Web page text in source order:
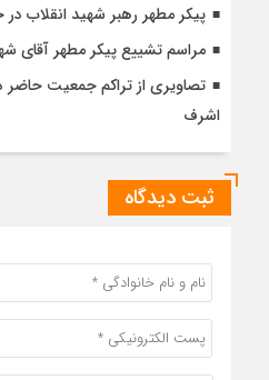
پیکر مطهر رهبر شهید انقلاب
مراسم تشییع پیکر مطهر آقای
تصاویری از تراکم جمعیت
اشرف
ثبت دیدگاه